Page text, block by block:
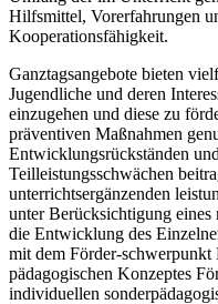
Hilfsmittel, Vorerfahrungen
Kooperationsfähigkeit.
Ganztagsangebote bieten
Jugendliche und deren
einzugehen und diese zu
präventiven Maßnahmen
Entwicklungsrückständen
Teilleistungsschwächen
unterrichtsergänzenden
unter Berücksichtigung eines
die Entwicklung des
mit dem Förder-schwerpunkt
pädagogischen Konzeptes
individuellen